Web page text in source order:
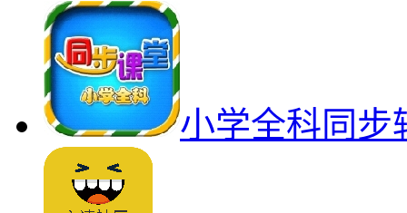
小学全科同步